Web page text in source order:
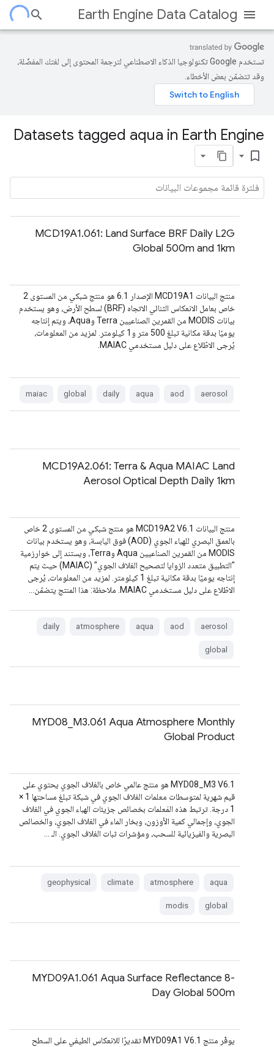
Earth Engine Data Catalog
تستخدم Google تكنولوجيا الذكاء الاصطناعي لترجمة المحتوى إلى لغتك المفضّلة،
وقد تتضمّن بعض الأخطاء.
Datasets tagged aqua in Earth Engine
bookmark_border
MCD19A1.061: Land Surface BRF Daily L2G
Global 500m and 1km
منتج البيانات MCD19A1 الإصدار 6.1 هو منتج شبكي من المستوى 2
خاص بعامل الانعكاس الثنائي الاتجاه (BRF) لسطح الأرض، وهو يستخدم
بيانات MODIS من القمرين الصناعيين Terra وAqua، ويتم إنتاجه
يوميًا بدقة مكانية تبلغ 500 متر و1 كيلومتر. لمزيد من المعلومات،
يُرجى الاطّلاع على دليل مستخدمي MAIAC.
aerosol
aod
aqua
daily
global
maiac
MCD19A2.061: Terra & Aqua MAIAC Land
Aerosol Optical Depth Daily 1km
منتج البيانات MCD19A2 V6.1 هو منتج شبكي من المستوى 2 خاص
بالعمق البصري للهباء الجوي (AOD) فوق اليابسة، وهو يستخدم بيانات
MODIS من القمرين الصناعيين Aqua وTerra، ويستند إلى خوارزمية
"التطبيق متعدد الزوايا لتصحيح الغلاف الجوي" (MAIAC) حيث يتم
إنتاجه يوميًا بدقة مكانية تبلغ 1 كيلومتر. لمزيد من المعلومات، يُرجى
الاطّلاع على دليل مستخدمي MAIAC. ملاحظة: هذا المنتج يتضمّن…
aerosol
aod
aqua
atmosphere
daily
global
MYD08_M3.061 Aqua Atmosphere Monthly
Global Product
‫MYD08_M3 V6.1 هو منتج عالمي خاص بالغلاف الجوي يحتوي على
قيم شهرية لمتوسطات معلمات الغلاف الجوي في شبكة تبلغ مساحتها 1 ×
1 درجة. ترتبط هذه المَعلمات بخصائص جزيئات الهباء الجوي في الغلاف
الجوي، وإجمالي كمية الأوزون، وبخار الماء في الغلاف الجوي، والخصائص
البصرية والفيزيائية للسحب، ومؤشرات ثبات الغلاف الجوي. الـ …
aqua
atmosphere
climate
geophysical
global
modis
MYD09A1.061 Aqua Surface Reflectance 8-
Day Global 500m
يوفّر منتج MYD09A1 V6.1 تقديرًا للانعكاس الطيفي على السطح